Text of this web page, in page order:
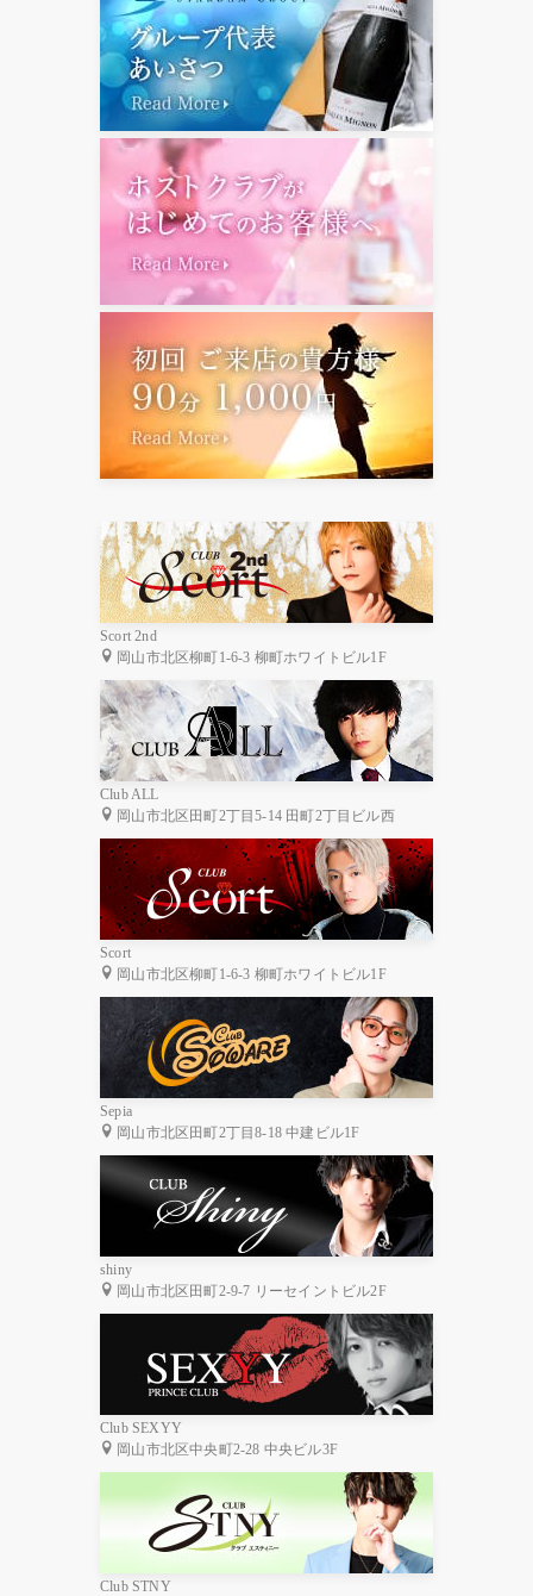
Scort 2nd
岡山市北区柳町1-6-3 柳町ホワイトビル1F
Club ALL
岡山市北区田町2丁目5-14 田町2丁目ビル西
Scort
岡山市北区柳町1-6-3 柳町ホワイトビル1F
Sepia
岡山市北区田町2丁目8-18 中建ビル1F
shiny
岡山市北区田町2-9-7 リーセイントビル2F
Club SEXYY
岡山市北区中央町2-28 中央ビル3F
Club STNY